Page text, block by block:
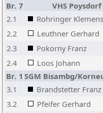
Br. 7 VHS Poysdorf
2.1
Rohringer Klemens
2.2
Leuthner Gerhard
2.3
Pokorny Franz
2.4
Loos Johann
Br. 1 SGM Bisambg/
3.1
Brandstetter Franz
3.2
Pfeifer Gerhard